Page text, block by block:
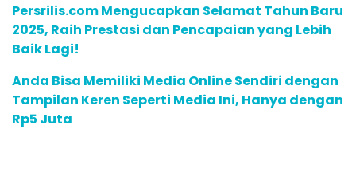
Persrilis.com Mengucapkan Selamat Tahun Baru
2025, Raih Prestasi dan Pencapaian yang Lebih
Baik Lagi!
Anda Bisa Memiliki Media Online Sendiri dengan
Tampilan Keren Seperti Media Ini, Hanya dengan
Rp5 Juta